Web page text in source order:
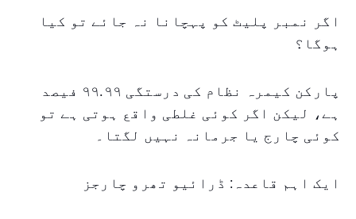
اگر نمبر پلیٹ کو پہچانا نہ جائے تو کیا
ہوگا؟
پارکن کیمرہ نظام کی درستگی ۹۹.۹۹ فیصد
ہے، لیکن اگر کوئی غلطی واقع ہوتی ہے تو
کوئی چارج یا جرمانہ نہیں لگتا۔
ایک اہم قاعدہ: ڈرائیو تھرو چارجز